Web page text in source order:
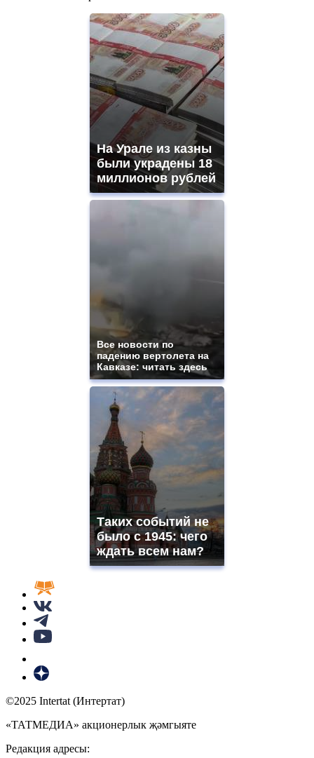
На Урале из казны
были украдены 18
миллионов рублей
Все новости по
падению вертолета на
Кавказе: читать здесь
Таких событий не
было с 1945: чего
ждать всем нам?
©2025 Intertat (Интертат)
«ТАТМЕДИА» акционерлык җәмгыяте
Редакция адресы: